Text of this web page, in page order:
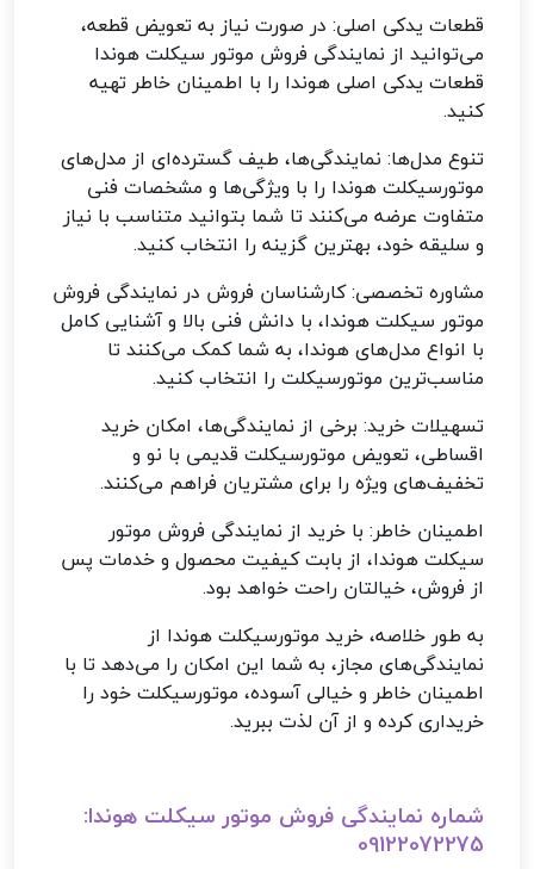
قطعات یدکی اصلی: در صورت نیاز به تعویض قطعه،
می‌توانید از نمایندگی فروش موتور سیکلت هوندا
قطعات یدکی اصلی هوندا را با اطمینان خاطر تهیه
کنید.
تنوع مدل‌ها: نمایندگی‌ها، طیف گسترده‌ای از مدل‌های
موتورسیکلت هوندا را با ویژگی‌ها و مشخصات فنی
متفاوت عرضه می‌کنند تا شما بتوانید متناسب با نیاز
و سلیقه خود، بهترین گزینه را انتخاب کنید.
مشاوره تخصصی: کارشناسان فروش در نمایندگی فروش
موتور سیکلت هوندا، با دانش فنی بالا و آشنایی کامل
با انواع مدل‌های هوندا، به شما کمک می‌کنند تا
مناسب‌ترین موتورسیکلت را انتخاب کنید.
تسهیلات خرید: برخی از نمایندگی‌ها، امکان خرید
اقساطی، تعویض موتورسیکلت قدیمی با نو و
تخفیف‌های ویژه را برای مشتریان فراهم می‌کنند.
اطمینان خاطر: با خرید از نمایندگی فروش موتور
سیکلت هوندا، از بابت کیفیت محصول و خدمات پس
از فروش، خیالتان راحت خواهد بود.
به طور خلاصه، خرید موتورسیکلت هوندا از
نمایندگی‌های مجاز، به شما این امکان را می‌دهد تا با
اطمینان خاطر و خیالی آسوده، موتورسیکلت خود را
خریداری کرده و از آن لذت ببرید.
شماره نمایندگی فروش موتور سیکلت هوندا:
09122072275